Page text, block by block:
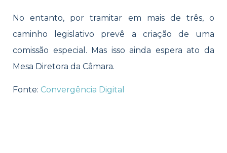
No entanto, por tramitar em mais de três, o
caminho legislativo prevê a criação de uma
comissão especial. Mas isso ainda espera ato da
Mesa Diretora da Câmara.
Fonte: Convergência Digital